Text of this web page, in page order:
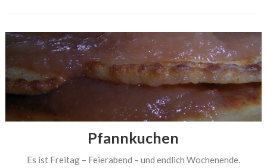
Pfannkuchen
Es ist Freitag – Feierabend – und endlich Wochenende.